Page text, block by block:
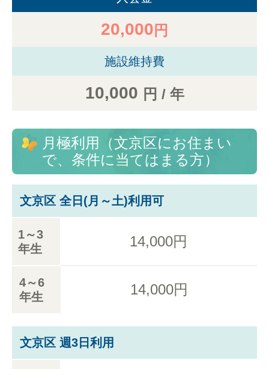
20,000 円
施設維持費
10,000 円 / 年
月極利用（文京区にお住まい
で、条件に当てはまる方）
文京区 全日(月～土)利用可
1～3
年生
14,000円
4～6
年生
14,000円
文京区 週3日利用